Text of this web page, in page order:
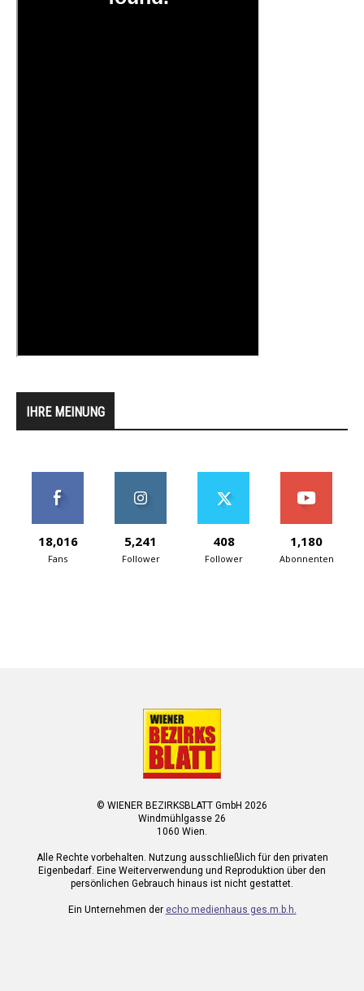
IHRE MEINUNG
18,016
Fans
5,241
Follower
408
Follower
1,180
Abonnenten
© WIENER BEZIRKSBLATT GmbH 2026
Windmühlgasse 26
1060 Wien.
Alle Rechte vorbehalten. Nutzung ausschließlich für den privaten
Eigenbedarf. Eine Weiterverwendung und Reproduktion über den
persönlichen Gebrauch hinaus ist nicht gestattet.
Ein Unternehmen der echo medienhaus ges.m.b.h.